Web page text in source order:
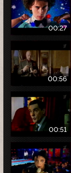
00:27
00:56
00:51